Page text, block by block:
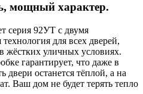
мощный характер.
серия 92УТ с двумя
для всех дверей,
жёстких уличных условиях.
гарантирует, что даже в
двери останется тёплой, а на
Ваш дом не будет терять тепло